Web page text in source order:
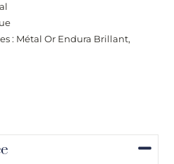
: Métal Or Endura Brillant,